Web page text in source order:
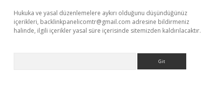
Hukuka ve yasal düzenlemelere aykırı olduğunu düşündüğünüz
içerikleri, backlinkpanelicomtr@gmail.com adresine bildirmeniz
halinde, ilgili içerikler yasal süre içerisinde sitemizden kaldırılacaktır.